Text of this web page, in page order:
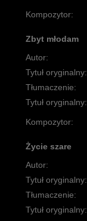
Kompozytor:
Zbyt młodam
Autor:
Tytuł oryginalny:
Tłumaczenie:
Tytuł oryginalny:
Kompozytor:
Życie szare
Autor:
Tytuł oryginalny:
Tłumaczenie:
Tytuł oryginalny: